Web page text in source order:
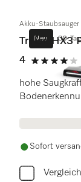
Neu 30
Akku-Staubsauger
Triflex HX3
4
4 von 5
hohe
Sofort